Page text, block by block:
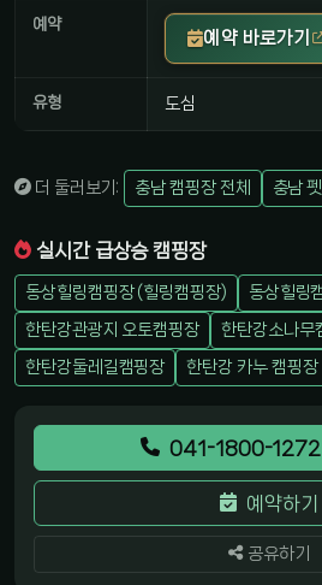
예약
예약 바로가기
유형 도심
더 둘러보기: 충남 캠핑장 전체 충남
실시간 급상승 캠핑장
동상힐링캠핑장 (힐링캠핑장)
동상힐링
한탄강관광지 오토캠핑장
한탄강소나무
한탄강둘레길캠핑장
한탄강 카누 캠핑장
041-1800-1272
예약하기
공유하기